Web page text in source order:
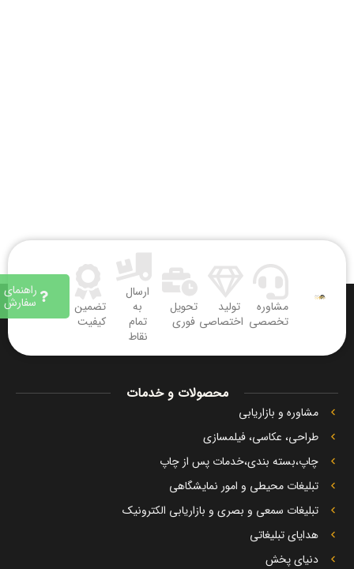
راهنمای
سفارش
تضمین
کیفیت
ارسال
به
تمام
نقاط
تحویل
فوری
تولید
اختصاصی
مشاوره
تخصصی
محصولات و خدمات
مشاوره و بازاریابی
طراحی، عکاسی، فیلمسازی
چاپ،بسته بندی،خدمات پس از چاپ
تبلیغات محیطی و امور نمایشگاهی
تبلیغات سمعی و بصری و بازاریابی الکترونیک
هدایای تبلیغاتی
دنیای پخش